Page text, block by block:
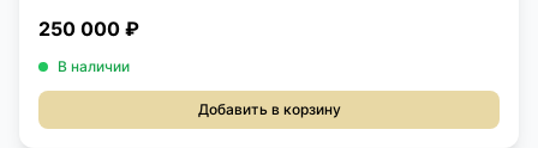
250 000 ₽
В наличии
Добавить в корзину